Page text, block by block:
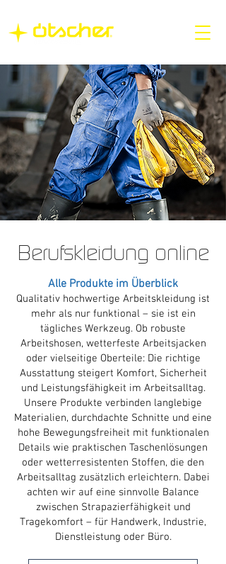
Berufskleidung online
Alle Produkte im Überblick
Qualitativ hochwertige Arbeitskleidung ist
mehr als nur funktional – sie ist ein
tägliches Werkzeug. Ob robuste
Arbeitshosen, wetterfeste Arbeitsjacken
oder vielseitige Oberteile: Die richtige
Ausstattung steigert Komfort, Sicherheit
und Leistungsfähigkeit im Arbeitsalltag.
Unsere Produkte verbinden langlebige
Materialien, durchdachte Schnitte und eine
hohe Bewegungsfreiheit mit funktionalen
Details wie praktischen Taschenlösungen
oder wetterresistenten Stoffen, die den
Arbeitsalltag zusätzlich erleichtern.​ Dabei
achten wir auf eine sinnvolle Balance
zwischen Strapazierfähigkeit und
Tragekomfort – für Handwerk, Industrie,
Dienstleistung oder Büro.